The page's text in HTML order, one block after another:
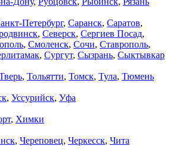
Петербург, Саранск, Саратов,
, Северск, Сергиев Посад,
, Смоленск, Сочи, Ставрополь,
, Сургут, Сызрань, Сыктывкар
, Тольятти, Томск, Тула, Тюмень
, Уссурийск, Уфа
, Химки
, Череповец, Черкесск, Чита